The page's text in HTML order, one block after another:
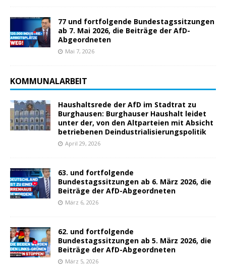
77 und fortfolgende Bundestagssitzungen
ab 7. Mai 2026, die Beiträge der AfD-
Abgeordneten
Mai 7, 2026
KOMMUNALARBEIT
Haushaltsrede der AfD im Stadtrat zu
Burghausen: Burghauser Haushalt leidet
unter der, von den Altparteien mit Absicht
betriebenen Deindustrialisierungspolitik
April 29, 2026
63. und fortfolgende
Bundestagssitzungen ab 6. März 2026, die
Beiträge der AfD-Abgeordneten
März 6, 2026
62. und fortfolgende
Bundestagssitzungen ab 5. März 2026, die
Beiträge der AfD-Abgeordneten
März 5, 2026